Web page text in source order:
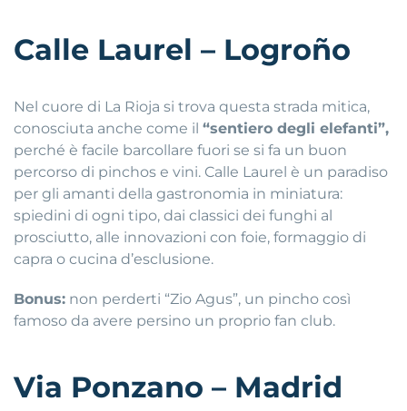
Calle Laurel – Logroño
Nel cuore di La Rioja si trova questa strada mitica,
conosciuta anche come il “sentiero degli elefanti”,
perché è facile barcollare fuori se si fa un buon
percorso di pinchos e vini. Calle Laurel è un paradiso
per gli amanti della gastronomia in miniatura:
spiedini di ogni tipo, dai classici dei funghi al
prosciutto, alle innovazioni con foie, formaggio di
capra o cucina d’esclusione.
Bonus: non perderti “Zio Agus”, un pincho così
famoso da avere persino un proprio fan club.
Via Ponzano – Madrid